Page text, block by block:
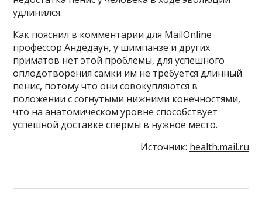
удлинился.
Как пояснил в комментарии для MailOnline
профессор Андедаун, у шимпанзе и других
приматов нет этой проблемы, для успешного
оплодотворения самки им не требуется длинный
пенис, потому что они совокупляются в
положении с согнутыми нижними конечностями,
что на анатомическом уровне способствует
успешной доставке спермы в нужное место.
Источник: health.mail.ru